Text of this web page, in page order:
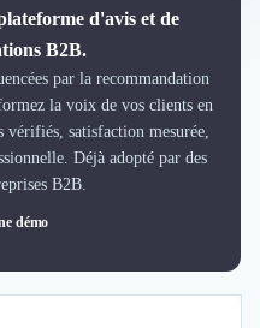
(RSE)
d'avis et de
B2B.
par la recommandation
la voix de vos clients en
vérifiés, satisfaction mesurée,
Déjà adopté par des
B2B.
démo